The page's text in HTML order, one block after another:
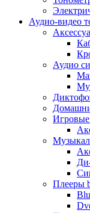
Аудио-видео
Аудио
Игровые
Плееры